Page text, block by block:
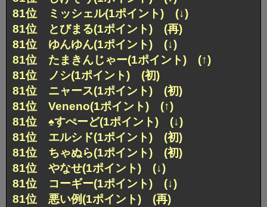
81位 ミッシェル(1ポイント) (↓)
81位 とびまる(1ポイント) (再)
81位 ゆんゆん(1ポイント) (↓)
81位 たまきんじゃー(1ポイント) (↑)
81位 ノシ(1ポイント) (初)
81位 ニャース(1ポイント) (初)
81位 Veneno(1ポイント) (↑)
81位 ♠すぺーど(1ポイント) (↓)
81位 エルシド(1ポイント) (初)
81位 ちゃぬら(1ポイント) (初)
81位 やなせ(1ポイント) (↓)
81位 コーギー(1ポイント) (↓)
81位 悪い例(1ポイント) (再)